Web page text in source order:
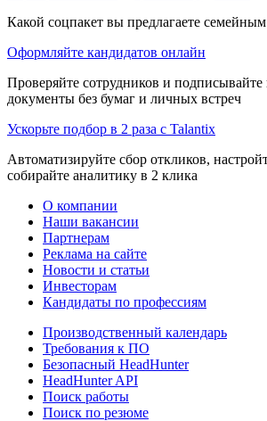
Какой соцпакет вы предлагаете
Оформляйте кандидатов онлайн
Проверяйте сотрудников и подписывайте
документы без бумаг и личных встреч
Ускорьте подбор в 2 раза с Talantix
Автоматизируйте сбор откликов,
собирайте аналитику в 2 клика
О компании
Наши вакансии
Партнерам
Реклама на сайте
Новости и статьи
Инвесторам
Кандидаты по профессиям
Производственный календарь
Требования к ПО
Безопасный HeadHunter
HeadHunter API
Поиск работы
Поиск по резюме